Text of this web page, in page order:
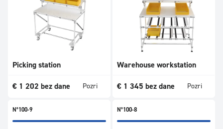
Picking station
€ 1 202 bez dane Pozri
Warehouse workstation
€ 1 345 bez dane Pozri
N°100-9 N°100-8